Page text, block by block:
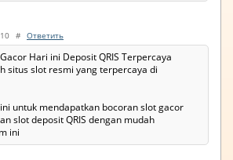
# Ответить
Hari ini Deposit QRIS Terpercaya
situs slot resmi yang terpercaya di
untuk mendapatkan bocoran slot gacor
slot deposit QRIS dengan mudah
ini